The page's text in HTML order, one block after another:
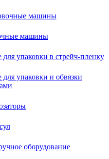
машины
машины
упаковки в стрейч-пленку
упаковки и обвязки
оборудование